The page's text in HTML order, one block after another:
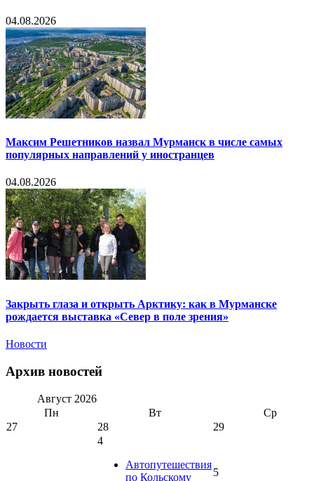
04.08.2026
Максим Решетников назвал Мурманск в числе самых
популярных направлений у иностранцев
04.08.2026
Закрыть глаза и открыть Арктику: как в Мурманске
рождается выставка «Север в поле зрения»
Новости
Архив новостей
Август 2026
Пн
Вт
Ср
27
28
29
4
Автопутешествия
по Кольскому
5